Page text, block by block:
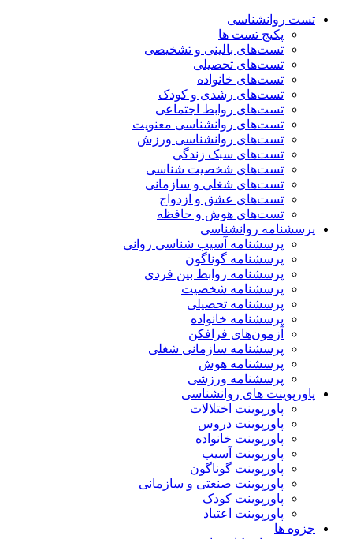
تست روانشناسی
پکیج تست ها
تست‌های بالینی و تشخیصی
تست‌های تحصیلی
تست‌های خانواده
تست‌های رشدی و کودک
تست‌های روابط اجتماعی
تست‌های روانشناسی معنویت
تست‌های روانشناسی ورزش
تست‌های سبک زندگی
تست‌های شخصیت شناسی
تست‌های شغلی و سازمانی
تست‌های عشق و ازدواج
تست‌های هوش و حافظه
پرسشنامه روانشناسی
پرسشنامه آسیب شناسی روانی
پرسشنامه گوناگون
پرسشنامه روابط بین فردی
پرسشنامه شخصیت
پرسشنامه تحصیلی
پرسشنامه خانواده
آزمون‌های فرافکن
پرسشنامه سازمانی شغلی
پرسشنامه هوش
پرسشنامه ورزشی
پاورپوینت های روانشناسی
پاورپوینت اختلالات
پاورپوینت دروس
پاورپوینت خانواده
پاورپوینت آسیب
پاورپوینت گوناگون
پاورپوینت صنعتی و سازمانی
پاورپوینت کودک
پاورپوینت اعتیاد
جزوه ها